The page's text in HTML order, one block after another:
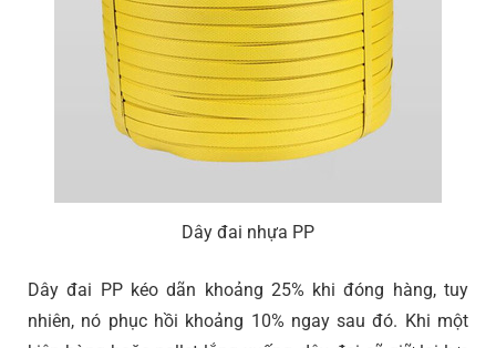
Dây đai nhựa PP
Dây đai PP kéo dãn khoảng 25% khi đóng hàng, tuy
nhiên, nó phục hồi khoảng 10% ngay sau đó. Khi một